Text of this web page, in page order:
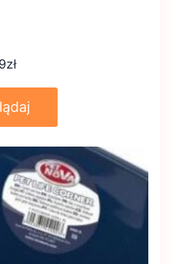
zł